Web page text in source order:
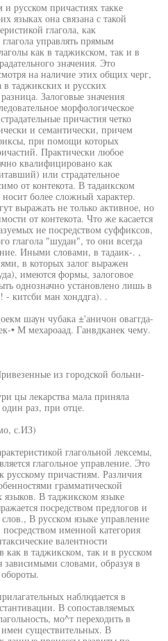
и русском причастиях такке
языках она связана с такой
глагола, как
управлять прямым
как в таджикском, так и в
значения. Это
на наличие этих общих черг,
в таджикских и русских
Залоговые значения
морфологическое
причастия четко
и семантически, причем
при помощи которых
Практически любое
квалифицировано как
или страдательное
от контекота. В тадаикском
более сложный характер.
выражать не только активное, но
от контекота. Что же касается
не посредством суффиксов,
глагола "шудан", то они всегда
Иными словами, в тадаик-. ,
в которых залог выражен
имеются формы, залоговое
однозначно установлено лишь в
- китсби ман хонддга). .
шаун чубака ±'аничон оваггда-
• М мехароаад. Ганвдканек чему.
из городской больни-
цы лекарства мала приняла
раз, при отце.
с.ИЗ)
глагольной лексемы,
глагольное управление. Это
русскому причастиям. Различия
грамматической
языков. В таджикском языке
посредством предлогов и
В русском языке управление
именной категория
валентности
как в таджикском, так и в русском
зависимыми словами, образуя в
наблюдается в
В сопоставляемых
мо^т переходить в
существительных. В